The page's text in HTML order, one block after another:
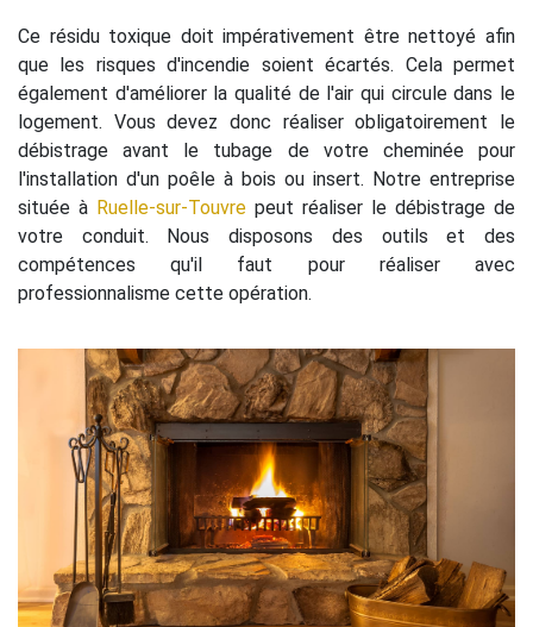
Ce résidu toxique doit impérativement être nettoyé afin
que les risques d'incendie soient écartés. Cela permet
également d'améliorer la qualité de l'air qui circule dans le
logement. Vous devez donc réaliser obligatoirement le
débistrage avant le tubage de votre cheminée pour
l'installation d'un poêle à bois ou insert. Notre entreprise
située à Ruelle-sur-Touvre peut réaliser le débistrage de
votre conduit. Nous disposons des outils et des
compétences qu'il faut pour réaliser avec
professionnalisme cette opération.